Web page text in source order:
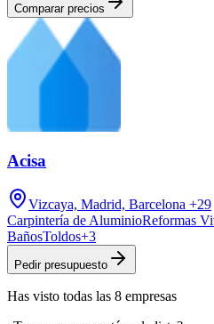
Comparar precios
Acisa
Vizcaya, Madrid, Barcelona +29
Carpintería de AluminioReformas
BañosToldos+3
Pedir presupuesto
Has visto todas las 8 empresas